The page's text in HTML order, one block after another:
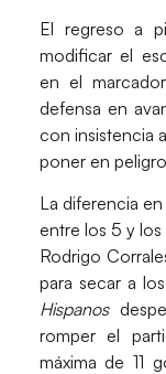
El regreso a
modificar el
en el
defensa en
con insistencia
poner en
La diferencia
entre los 5 y
Rodrigo
para secar a
Hispanos
romper el
máxima de 11